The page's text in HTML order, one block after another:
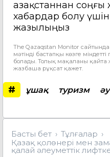
Қазақстаннан
хабардар болу үшін
жазылыңыз
The Qazaqstan Monitor сайтында
мәтінді бастапқы көзге
болады. Толық мақаланы қайта
жазбаша рұқсат қажет.
# ұшақ туризм
Басты бет
Тұлғалар
Қазақ қолөнері мен
қалай әлеуметтік